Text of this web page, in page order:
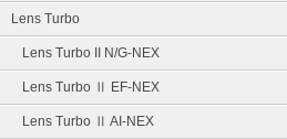
Lens Turbo
Lens Turbo II N/G-NEX
Lens Turbo Ⅱ EF-NEX
Lens Turbo Ⅱ AI-NEX